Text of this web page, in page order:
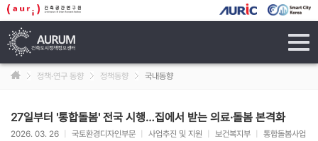
정책·연구 동향 정책동향 국내동향
27일부터 '통합돌봄' 전국 시행…집에서 받는 의료·돌봄 본격화
2026. 03. 26 국토환경디자인부문 사업추진 및 지원 보건복지부
통합돌봄사업